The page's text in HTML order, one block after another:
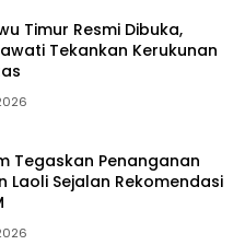
Timur Resmi Dibuka,
Tekankan Kerukunan
Tegaskan Penanganan
Laoli Sejalan Rekomendasi